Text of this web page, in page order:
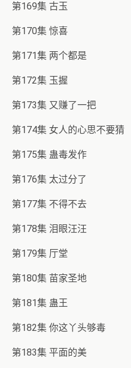
第169集 古玉
第170集 惊喜
第171集 两个都是
第172集 玉握
第173集 又赚了一把
第174集 女人的心思不要猜
第175集 蛊毒发作
第176集 太过分了
第177集 不得不去
第178集 泪眼汪汪
第179集 厅堂
第180集 苗家圣地
第181集 蛊王
第182集 你这丫头够毒
第183集 平面的美